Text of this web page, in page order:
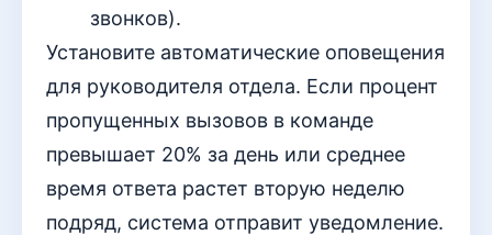
звонков).
Установите автоматические оповещения
для руководителя отдела. Если процент
пропущенных вызовов в команде
превышает 20% за день или среднее
время ответа растет вторую неделю
подряд, система отправит уведомление.